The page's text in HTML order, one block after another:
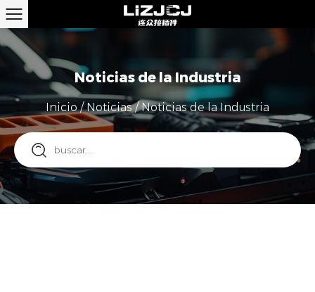
Noticias de la Industria
Inicio/Noticias/Noticias de la Industria